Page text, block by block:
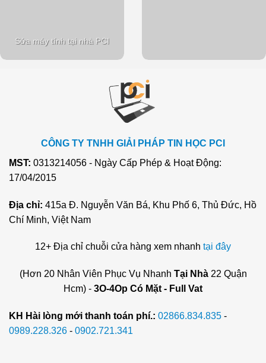
Sửa máy tính tại nhà PCI
CÔNG TY TNHH GIẢI PHÁP TIN HỌC PCI
MST: 0313214056 - Ngày Cấp Phép & Hoạt Động:
17/04/2015
Địa chỉ: 415a Đ. Nguyễn Văn Bá, Khu Phố 6, Thủ Đức, Hồ
Chí Minh, Việt Nam
12+ Địa chỉ chuỗi cửa hàng xem nhanh tại đây
(Hơn 20 Nhân Viên Phục Vụ Nhanh Tại Nhà22 Quận
Hcm) - 3O-4Op Có Mặt - Full Vat
KH Hài lòng mới thanh toán phí.: 02866.834.835 -
0989.228.326 - 0902.721.341